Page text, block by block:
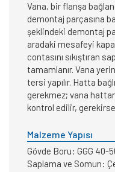
Vana, bir flanşa
demontaj parçasına
şeklindeki demontaj
aradaki mesafeyi
contasını sıkıştıran
tamamlanır. Vana
tersi yapılır. Hatta
gerekmez; vana
kontrol edilir,
Malzeme Yapısı
Gövde Boru: GGG 40-
Saplama ve Somun: